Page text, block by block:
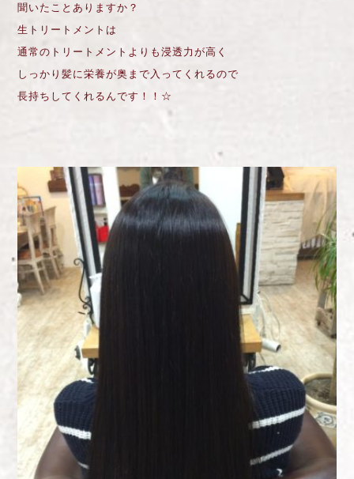
聞いたことありますか？
生トリートメントは
通常のトリートメントよりも浸透力が高く
しっかり髪に栄養が奥まで入ってくれるので
長持ちしてくれるんです！！☆